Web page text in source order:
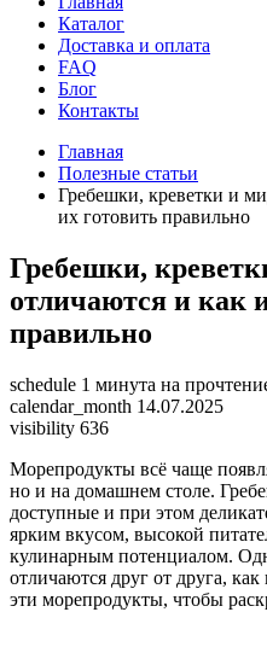
Каталог
Доставка и оплата
FAQ
Блог
Контакты
Главная
Полезные статьи
Гребешки, креветки и
их готовить правильно
Гребешки,
отличаются и как
правильно
schedule 1 минута на
calendar_month 14.07.2025
visibility 636
Морепродукты всё чаще
но и на домашнем столе.
доступные и при этом
ярким вкусом, высокой
кулинарным потенциалом.
отличаются друг от друга,
эти морепродукты, чтобы